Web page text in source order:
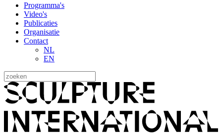
Programma's
Video's
Publicaties
Organisatie
Contact
NL
EN